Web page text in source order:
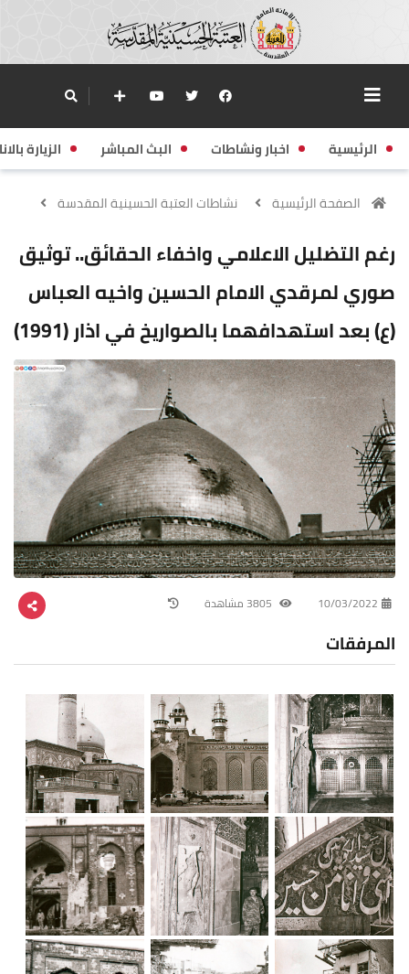
الرئيسية اخبار ونشاطات البث المباشر الزيارة
الصفحة الرئيسية نشاطات العتبة الحسينية المقدسة
رغم التضليل الاعلامي واخفاء الحقائق.. توثيق
صوري لمرقدي الامام الحسين واخيه العباس
(ع) بعد استهدافهما بالصواريخ في اذار (1991)
10/03/2022
المرفقات